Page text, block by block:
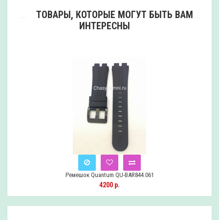
ТОВАРЫ, КОТОРЫЕ МОГУТ БЫТЬ ВАМ
ИНТЕРЕСНЫ
Снят
с
Ремешок Quantum QU-BAR844.061
4200 р.